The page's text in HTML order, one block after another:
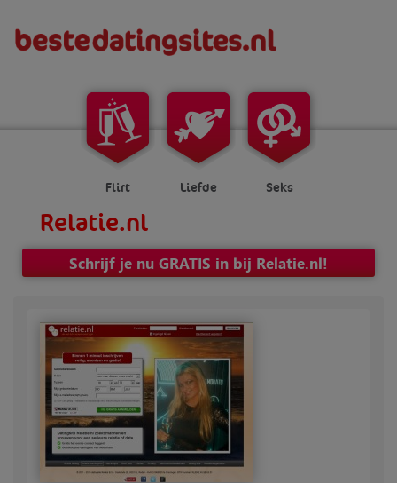
Flirt Liefde Seks
Relatie.nl
Schrijf je nu GRATIS in bij Relatie.nl!